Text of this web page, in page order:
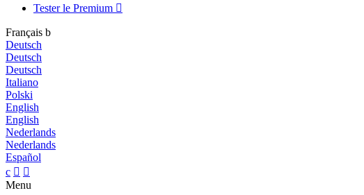
Tester le Premium 
Français b
Deutsch
Deutsch
Deutsch
Italiano
Polski
English
English
Nederlands
Nederlands
Español
c  
Menu